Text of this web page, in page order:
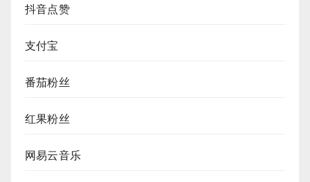
抖音点赞
支付宝
番茄粉丝
红果粉丝
网易云音乐